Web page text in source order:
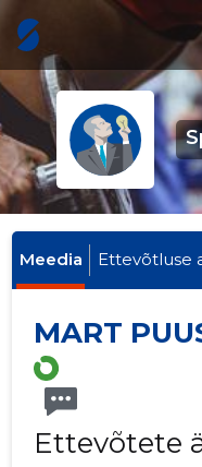
Meedia Ettevõtluse
MART
Ettevõtete